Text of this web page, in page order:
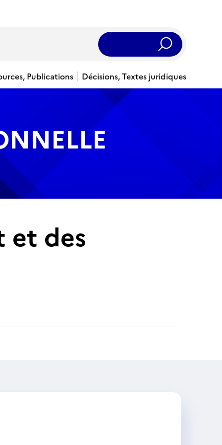
Rechercher
Publications
Décisions, Textes juridiques
et des